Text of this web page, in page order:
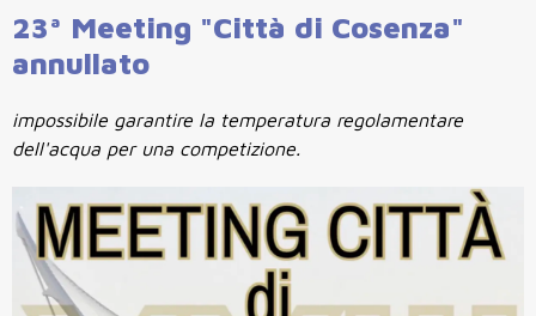
23ª Meeting "Città di Cosenza"
annullato
impossibile garantire la temperatura regolamentare
dell'acqua per una competizione.